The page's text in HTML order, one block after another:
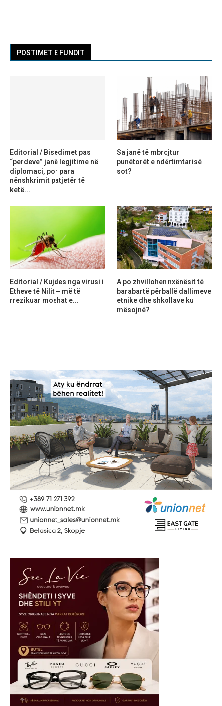
POSTIMET E FUNDIT
Editorial / Bisedimet pas
“perdeve” janë legjitime në
diplomaci, por para
nënshkrimit patjetër të
ketë...
Sa janë të mbrojtur
punëtorët e ndërtimtarisë
sot?
Editorial / Kujdes nga virusi i
Etheve të Nilit – më të
rrezikuar moshat e...
A po zhvillohen nxënësit të
barabartë përballë dallimeve
etnike dhe shkollave ku
mësojnë?